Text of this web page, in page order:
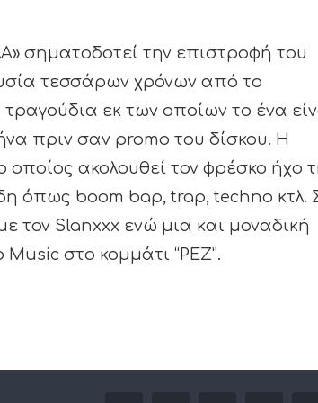
σηματοδοτεί την επιστροφή του
τεσσάρων χρόνων από το
εκ των οποίων το ένα
πριν σαν promo του δίσκου. Η
ακολουθεί τον φρέσκο ήχο
όπως boom bap, trap, techno κτλ.
τον Slanxxx ενώ μια και μοναδική
στο κομμάτι “PEZ”.